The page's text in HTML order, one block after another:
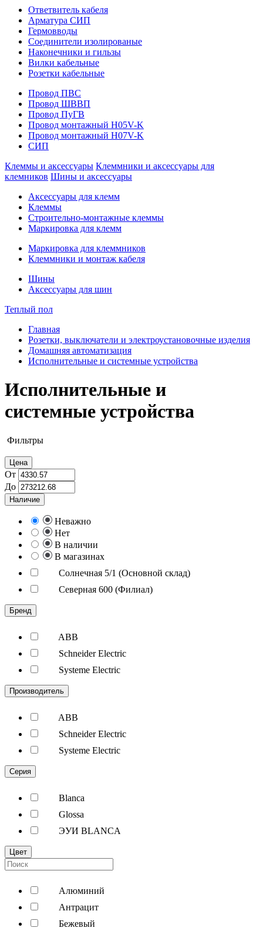
Ответвитель кабеля
Арматура СИП
Гермовводы
Соединители изолированые
Наконечники и гильзы
Вилки кабельные
Розетки кабельные
Провод ПВС
Провод ШВВП
Провод ПуГВ
Провод монтажный H05V-K
Провод монтажный H07V-K
СИП
Клеммы и аксессуары Клеммники и аксессуары для
клемников Шины и аксессуары
Аксессуары для клемм
Клеммы
Строительно-монтажные клеммы
Маркировка для клемм
Маркировка для клеммников
Клеммники и монтаж кабеля
Шины
Аксессуары для шин
Теплый пол
Главная
Розетки, выключатели и электроустановочные изделия
Домашняя автоматизация
Исполнительные и системные устройства
Исполнительные и
системные устройства
Фильтры
Цена
От
До
Наличие
Неважно
Нет
В наличии
В магазинах
Солнечная 5/1 (Основной склад)
Северная 600 (Филиал)
Бренд
ABB
Schneider Electric
Systeme Electric
Производитель
ABB
Schneider Electric
Systeme Electric
Серия
Blanca
Glossa
ЭУИ BLANCA
Цвет
Алюминий
Антрацит
Бежевый